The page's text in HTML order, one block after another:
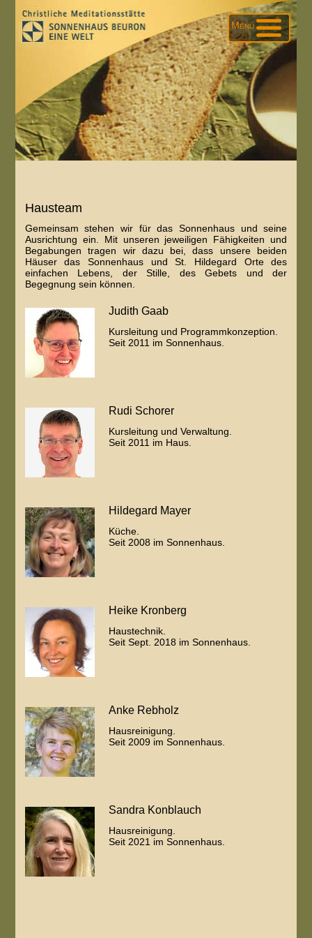
Menü
Hausteam
Gemeinsam stehen wir für das Sonnenhaus und seine
Ausrichtung ein. Mit unseren jeweiligen Fähigkeiten und
Begabungen tragen wir dazu bei, dass unsere beiden
Häuser das Sonnenhaus und St. Hildegard Orte des
einfachen Lebens, der Stille, des Gebets und der
Begegnung sein können.
Judith Gaab
Kursleitung und Programmkonzeption.
Seit 2011 im Sonnenhaus.
Rudi Schorer
Kursleitung und Verwaltung.
Seit 2011 im Haus.
Hildegard Mayer
Küche.
Seit 2008 im Sonnenhaus.
Heike Kronberg
Haustechnik.
Seit Sept. 2018 im Sonnenhaus.
Anke Rebholz
Hausreinigung.
Seit 2009 im Sonnenhaus.
Sandra Konblauch
Hausreinigung.
Seit 2021 im Sonnenhaus.